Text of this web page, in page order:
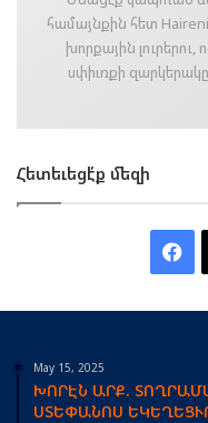
համայնքին հետ
խորքային լուրերու,
սփիւռքի
Հետեւեցէ՛ք մեզի
May 15, 2025
ԽՈՐԷՆ ԱՐՔ.
ՍՏԵՓԱՆՈՍ